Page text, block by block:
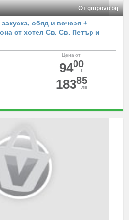
От grupovo.bg
обяд и вечеря +
от хотел Св. Св. Петър и
Цена от
9400
€
18385
лв